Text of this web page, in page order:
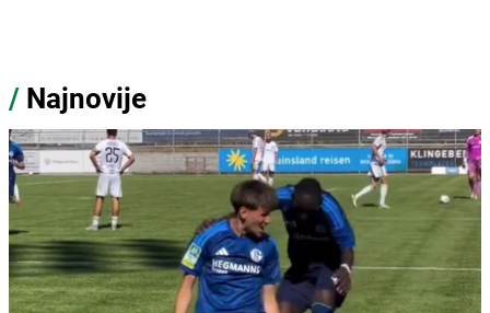
/ Najnovije